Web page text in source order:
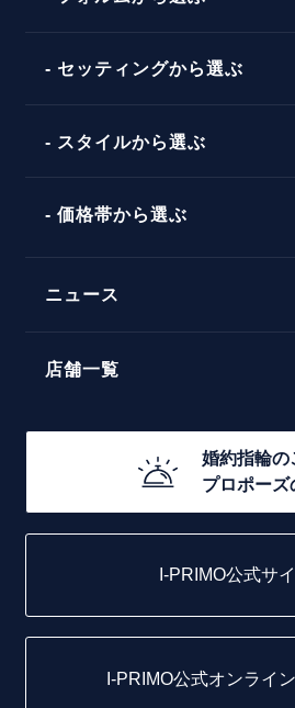
言葉
コンビネーション
ストレートライン
セッティングから選ぶ
ソリテール
ラインメレ
スタイルから選ぶ
シンプル
モード
エレガント
価格帯から選ぶ
30万円台～
20万円台～
10万円台～
ニュース
店舗一覧
函館店
取扱店)エヴァンスブライダル
青森店
婚約指輪の
プロポーズ
I-PRIMO公式サ
I-PRIMO公式オンライ